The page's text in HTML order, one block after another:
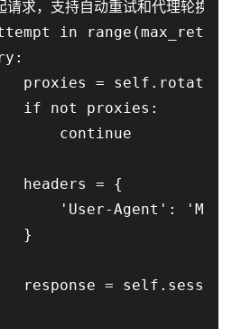
求，支持自动重试和代理轮换"""
in
proxies =
if not proxies:
continue
headers = {
'User-Agent':
}
response =